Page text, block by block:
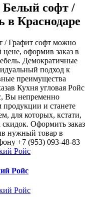
Белый софт /
в Краснодаре
/ Графит софт можно
оформив заказ в
Демократичные
подход к
преимущества
Кухня угловая Ройс
Вы непременно
продукции и станете
для которых, кстати,
скидок. Оформить заказ
нужный товар в
+7 (953) 093-48-83
Ройс